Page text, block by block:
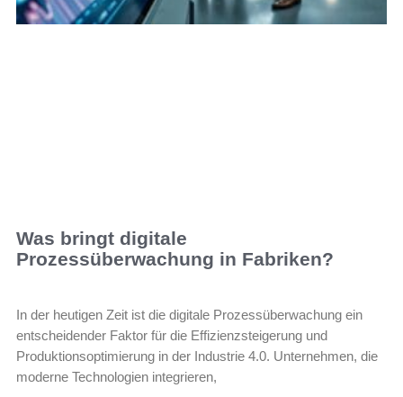
Was bringt digitale
Prozessüberwachung in Fabriken?
In der heutigen Zeit ist die digitale Prozessüberwachung ein
entscheidender Faktor für die Effizienzsteigerung und
Produktionsoptimierung in der Industrie 4.0. Unternehmen, die
moderne Technologien integrieren,